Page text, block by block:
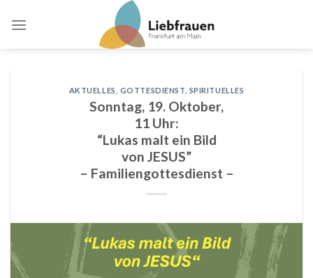
AKTUELLES GOTTESDIENST SPIRITUELLES
Sonntag, 19. Oktober,
11 Uhr:
“Lukas malt ein Bild
von JESUS”
– Familiengottesdienst –